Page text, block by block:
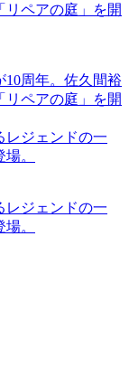
リペアの庭」を開
10周年。佐久間裕
リペアの庭」を開
レジェンドの一
。
レジェンドの一
。